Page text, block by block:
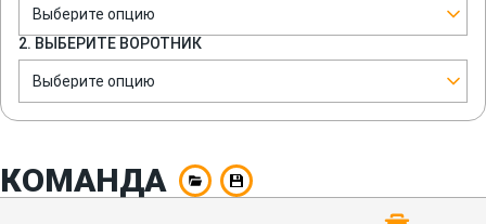
Выберите опцию
2. ВЫБЕРИТЕ ВОРОТНИК
Выберите опцию
КОМАНДА